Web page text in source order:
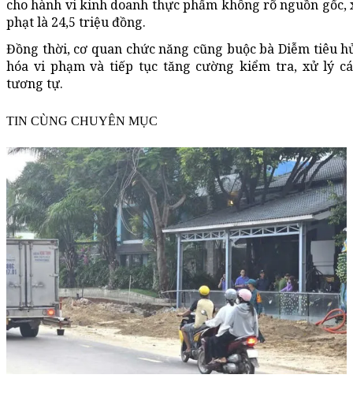
cho hành vi kinh doanh thực phẩm không rõ nguồn gốc,
phạt là 24,5 triệu đồng.
Đồng thời, cơ quan chức năng cũng buộc bà Diễm tiêu
hóa vi phạm và tiếp tục tăng cường kiểm tra, xử lý
tương tự.
TIN CÙNG CHUYÊN MỤC